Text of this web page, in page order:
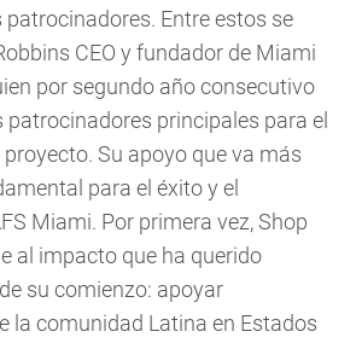
Entre estos se
CEO y fundador de Miami
por segundo año consecutivo
patrocinadores principales para el
Su apoyo que va más
para el éxito y el
Miami. Por primera vez, Shop
al impacto que ha querido
su comienzo: apoyar
la comunidad Latina en Estados